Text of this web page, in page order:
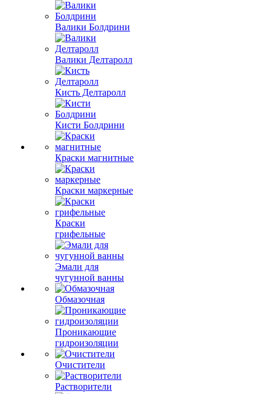
Валики Болдрини
Валики Делтаролл
Кисть Делтаролл
Кисти Болдрини
Краски магнитные
Краски маркерные
Краски
грифельные
Эмали для
чугунной ванны
Обмазочная
Проникающие
гидроизоляции
Очистители
Растворители